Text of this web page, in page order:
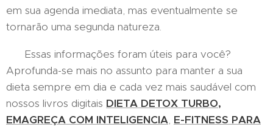
em sua agenda imediata, mas eventualmente se
tornarão uma segunda natureza.
Essas informações foram úteis para você?
Aprofunda-se mais no assunto para manter a sua
dieta sempre em dia e cada vez mais saudável com
nossos livros digitais DIETA DETOX TURBO,
EMAGREÇA COM INTELIGENCIA, E-FITNESS PARA